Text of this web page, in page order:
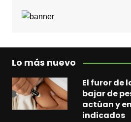
Lo más nuevo
El furor de
bajar de
actúan y
indicados